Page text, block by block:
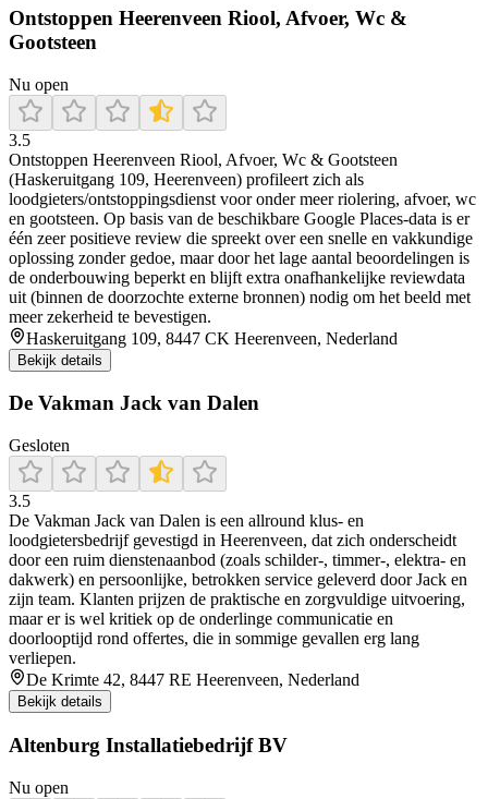
Ontstoppen Heerenveen Riool, Afvoer, Wc &
Gootsteen
Nu open
3.5
Ontstoppen Heerenveen Riool, Afvoer, Wc & Gootsteen
(Haskeruitgang 109, Heerenveen) profileert zich als
loodgieters/ontstoppingsdienst voor onder meer riolering, afvoer, wc
en gootsteen. Op basis van de beschikbare Google Places-data is er
één zeer positieve review die spreekt over een snelle en vakkundige
oplossing zonder gedoe, maar door het lage aantal beoordelingen is
de onderbouwing beperkt en blijft extra onafhankelijke reviewdata
uit (binnen de doorzochte externe bronnen) nodig om het beeld met
meer zekerheid te bevestigen.
Haskeruitgang 109, 8447 CK Heerenveen, Nederland
Bekijk details
De Vakman Jack van Dalen
Gesloten
3.5
De Vakman Jack van Dalen is een allround klus- en
loodgietersbedrijf gevestigd in Heerenveen, dat zich onderscheidt
door een ruim dienstenaanbod (zoals schilder-, timmer-, elektra- en
dakwerk) en persoonlijke, betrokken service geleverd door Jack en
zijn team. Klanten prijzen de praktische en zorgvuldige uitvoering,
maar er is wel kritiek op de onderlinge communicatie en
doorlooptijd rond offertes, die in sommige gevallen erg lang
verliepen.
De Krimte 42, 8447 RE Heerenveen, Nederland
Bekijk details
Altenburg Installatiebedrijf BV
Nu open